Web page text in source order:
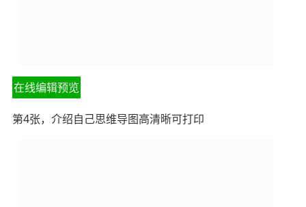
在线编辑预览
第4张，介绍自己思维导图高清晰可打印